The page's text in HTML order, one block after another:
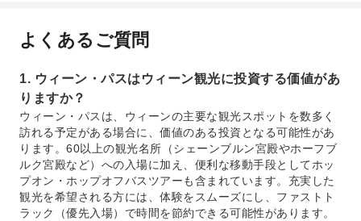
よくあるご質問
1. ウィーン・パスはウィーン観光に投資する価値があ
りますか？
ウィーン・パスは、ウィーンの主要な観光スポットを数多く
訪れる予定がある場合に、価値のある投資となる可能性があ
ります。60以上の観光名所（シェーンブルン宮殿やホーフブ
ルク宮殿など）への入場に加え、便利な移動手段としてホッ
プオン・ホップオフバスツアーも含まれています。充実した
観光を希望される方には、体験をスムーズにし、ファストト
ラック（優先入場）で時間を節約できる可能性があります。